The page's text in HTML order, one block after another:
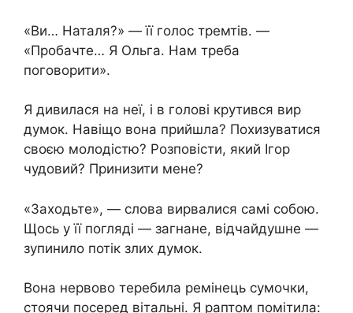
«Ви… Наталя?» — її голос тремтів. —
«Пробачте… Я Ольга. Нам треба
поговорити».
Я дивилася на неї, і в голові крутився вир
думок. Навіщо вона прийшла? Похизуватися
своєю молодістю? Розповісти, який Ігор
чудовий? Принизити мене?
«Заходьте», — слова вирвалися самі собою.
Щось у її погляді — загнане, відчайдушне —
зупинило потік злих думок.
Вона нервово теребила ремінець сумочки,
стоячи посеред вітальні. Я раптом помітила: